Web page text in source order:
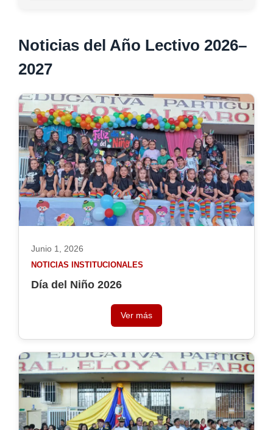
Noticias del Año Lectivo 2026–
2027
Junio 1, 2026
NOTICIAS INSTITUCIONALES
Día del Niño 2026
Ver más